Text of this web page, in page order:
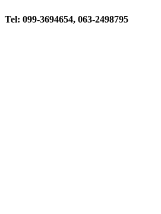
Tel: 099-3694654, 063-2498795